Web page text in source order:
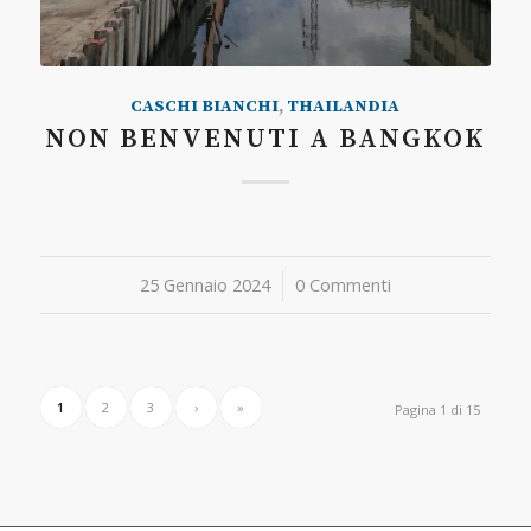
CASCHI BIANCHI, THAILANDIA
NON BENVENUTI A BANGKOK
25 Gennaio 2024
/ 0 Commenti
Pagina 1 di 15
1 2 3 › »